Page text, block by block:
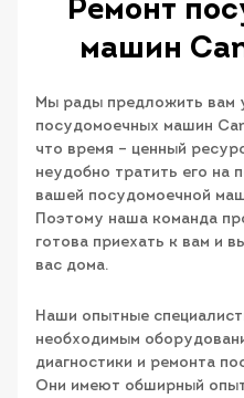
Ремонт
машин
Мы рады предложить вам
посудомоечных машин
что время – ценный
неудобно тратить его на
вашей посудомоечной
Поэтому наша команда
готова приехать к вам и
вас дома.
Наши опытные
необходимым
диагностики и ремонта
Они имеют обширный